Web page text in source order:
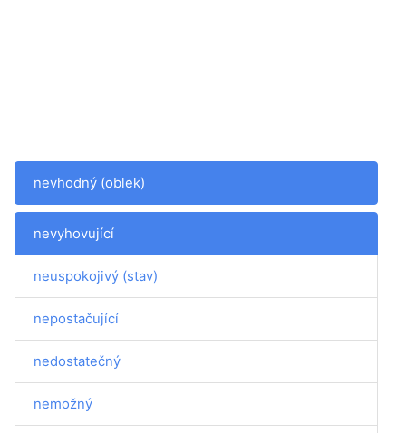
nevhodný (oblek)
nevyhovující
neuspokojivý (stav)
nepostačující
nedostatečný
nemožný